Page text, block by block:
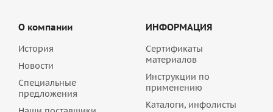
О компании
История
Новости
Специальные
предложения
ИНФОРМАЦИЯ
Сертификаты
материалов
Инструкции по
применению
Каталоги, инфолисты